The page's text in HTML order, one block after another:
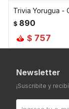
$ 890
$ 757
Newsletter
¡Suscribite y